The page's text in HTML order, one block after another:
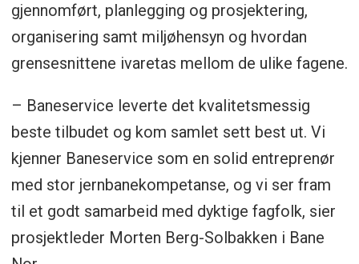
gjennomført, planlegging og prosjektering,
organisering samt miljøhensyn og hvordan
grensesnittene ivaretas mellom de ulike fagene.
– Baneservice leverte det kvalitetsmessig
beste tilbudet og kom samlet sett best ut. Vi
kjenner Baneservice som en solid entreprenør
med stor jernbanekompetanse, og vi ser fram
til et godt samarbeid med dyktige fagfolk, sier
prosjektleder Morten Berg-Solbakken i Bane